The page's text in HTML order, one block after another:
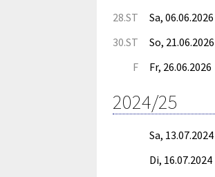
28.ST
Sa, 06.06.2026
30.ST
So, 21.06.2026
F Fr, 26.06.2026
2024/25
Sa, 13.07.2024
Di, 16.07.2024